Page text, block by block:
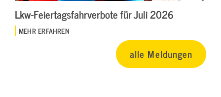
Lkw-Feiertagsfahrverbote für Juli 2026
MEHR ERFAHREN
alle Meldungen